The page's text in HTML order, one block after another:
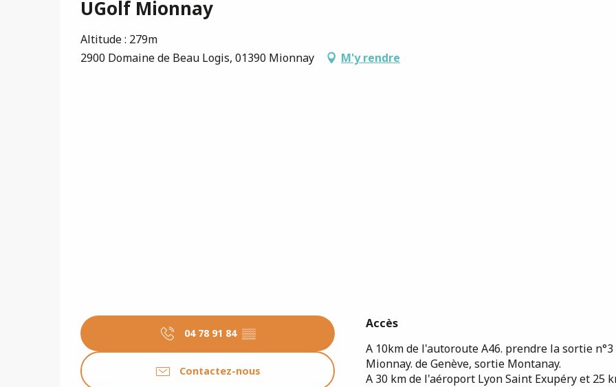
UGolf Mionnay
Altitude : 279m
2900 Domaine de Beau Logis, 01390 Mionnay
M'y rendre
04 78 91 84 ▒▒
Contactez-nous
Accès
Accès
A 10km de l'autoroute A46. prendre la sortie
Mionnay. de Genève, sortie Montanay.
A 30 km de l'aéroport Lyon Saint Exupéry et 25